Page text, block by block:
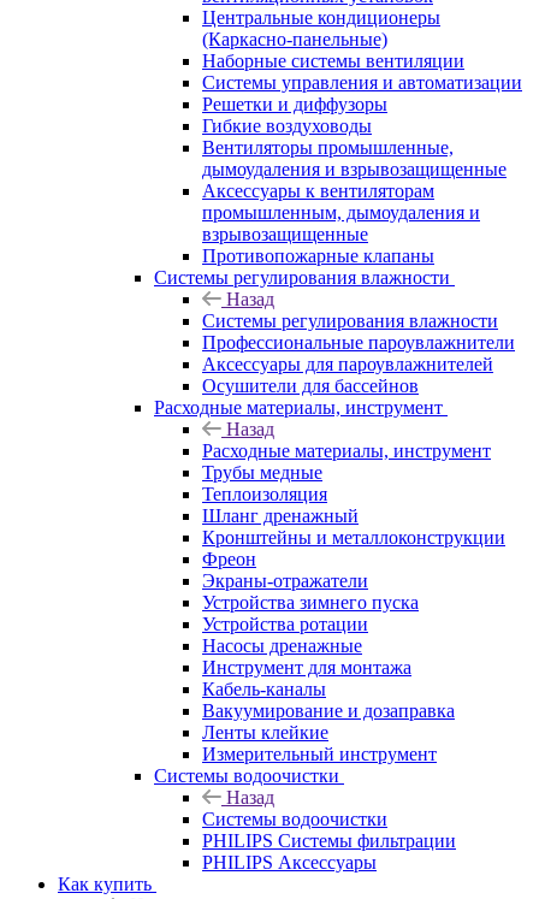
Центральные кондиционеры
(Каркасно-панельные)
Наборные системы вентиляции
Системы управления и автоматизации
Решетки и диффузоры
Гибкие воздуховоды
Вентиляторы промышленные,
дымоудаления и взрывозащищенные
Аксессуары к вентиляторам
промышленным, дымоудаления и
взрывозащищенные
Противопожарные клапаны
Системы регулирования влажности
Назад
Системы регулирования влажности
Профессиональные пароувлажнители
Аксессуары для пароувлажнителей
Осушители для бассейнов
Расходные материалы, инструмент
Назад
Расходные материалы, инструмент
Трубы медные
Теплоизоляция
Шланг дренажный
Кронштейны и металлоконструкции
Фреон
Экраны-отражатели
Устройства зимнего пуска
Устройства ротации
Насосы дренажные
Инструмент для монтажа
Кабель-каналы
Вакуумирование и дозаправка
Ленты клейкие
Измерительный инструмент
Системы водоочистки
Назад
Системы водоочистки
PHILIPS Системы фильтрации
PHILIPS Аксессуары
Как купить